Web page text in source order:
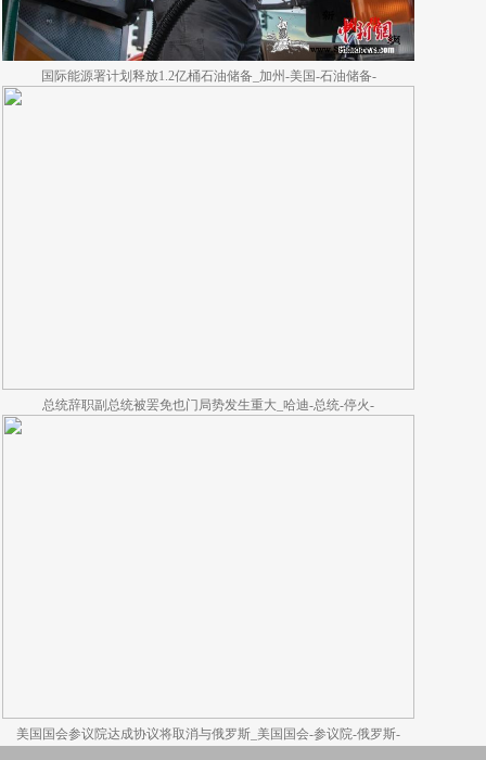
国际能源署计划释放1.2亿桶石油储备_加州-美国-石油储备-
总统辞职副总统被罢免也门局势发生重大_哈迪-总统-停火-
美国国会参议院达成协议将取消与俄罗斯_美国国会-参议院-俄罗斯-